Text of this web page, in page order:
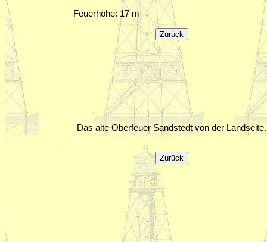
Feuerhöhe: 17 m
Das alte Oberfeuer Sandstedt von der Landseite.